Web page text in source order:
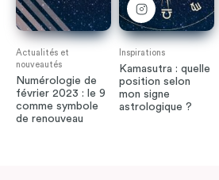
Actualités et
nouveautés
Numérologie de
février 2023 : le 9
comme symbole
de renouveau
Inspirations
Kamasutra : quelle
position selon
mon signe
astrologique ?